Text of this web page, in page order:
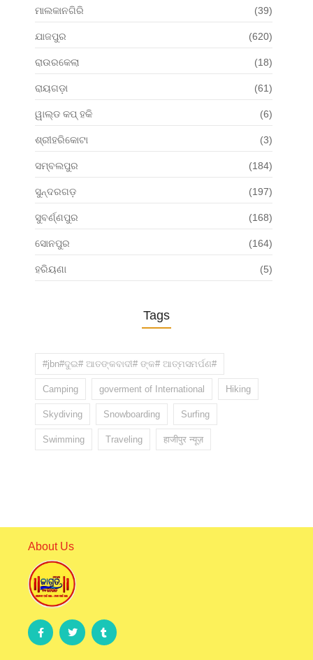
ମାଲକାନଗିରି (39)
ଯାଜପୁର (620)
ରାଉରକେଲା (18)
ରାୟଗଡ଼ା (61)
ୱାଲ୍ଡ କପ୍ ହକି (6)
ଶ୍ରୀହରିକୋଟା (3)
ସମ୍ବଲପୁର (184)
ସୁନ୍ଦରଗଡ଼ (197)
ସୁବର୍ଣ୍ଣପୁର (168)
ସୋନପୁର (164)
ହରିୟଣା (5)
Tags
#jbn#ଦୁଇ# ଆତଙ୍କବାଦୀ# ଙ୍କ# ଆତ୍ମସମର୍ପଣ#
Camping goverment of International Hiking
Skydiving Snowboarding Surfing
Swimming Traveling हाजीपुर न्यूज़
About Us